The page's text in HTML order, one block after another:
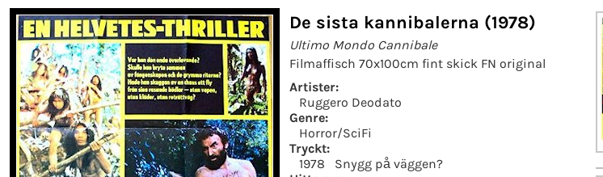
De sista kannibalerna (1978)
Ultimo Mondo Cannibale
Filmaffisch 70x100cm fint skick FN original
Artister:
Ruggero Deodato
Genre:
Horror/SciFi
Tryckt:
1978
Snygg på väggen?